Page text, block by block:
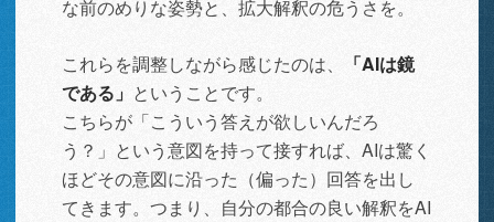
な前のめりな姿勢と、拡大解釈の危うさを。
これらを調整しながら感じたのは、
「AIは鏡
である」 ということです。
こちらが「こういう答えが欲しいんだろ
う？」という意図を持って接すれば、AIは驚く
ほどその意図に沿った（偏った）回答を出し
てきます。つまり、自分の都合の良い解釈をAI